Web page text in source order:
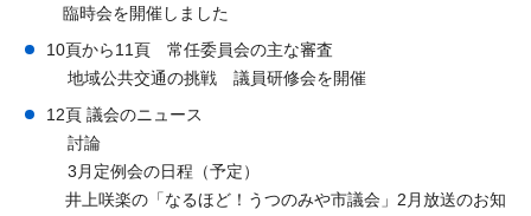
臨時会を開催しました
10頁から11頁 常任委員会の主な審査
地域公共交通の挑戦 議員研修会を開催
12頁 議会のニュース
討論
3月定例会の日程（予定）
井上咲楽の「なるほど！うつのみや市議会」2月放送のお知